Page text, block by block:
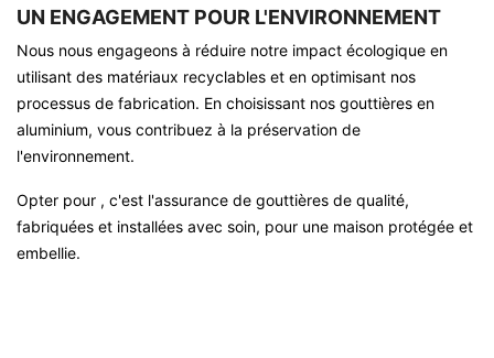
UN ENGAGEMENT POUR L'ENVIRONNEMENT
Nous nous engageons à réduire notre impact écologique en
utilisant des matériaux recyclables et en optimisant nos
processus de fabrication. En choisissant nos gouttières en
aluminium, vous contribuez à la préservation de
l'environnement.
Opter pour , c'est l'assurance de gouttières de qualité,
fabriquées et installées avec soin, pour une maison protégée et
embellie.